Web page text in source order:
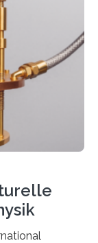
gelang
Durchbruch:
wurde
dass sich